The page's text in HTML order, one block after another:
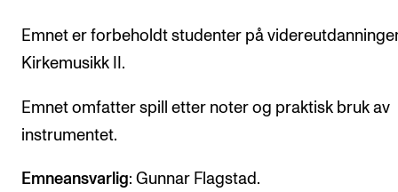
INTERNASJONALT
Utveksling
Samarbeidsprosjekter
IN.TUNE
Emnet er forbeholdt studenter på
Kirkemusikk II.
Emnet omfatter spill etter noter og praktisk bruk av
instrumentet.
Emneansvarlig: Gunnar Flagstad.